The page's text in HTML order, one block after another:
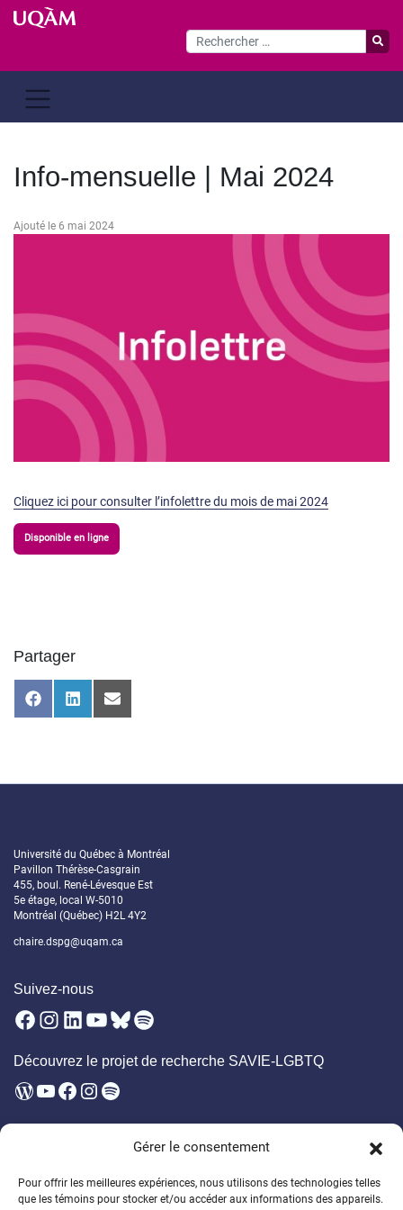
Gérer le consentement
Pour offrir les meilleures expériences, nous utilisons des technologies telles
que les témoins pour stocker et/ou accéder aux informations des appareils.
Passer
Info-mensuelle | Mai 2024
Ajouté le 6 mai 2024
Cliquez ici pour consulter l’infolettre du mois de mai 2024
Disponible en ligne
Partager
Share
on
Share
on
Share
on
Université du Québec à Montréal
Pavillon Thérèse-Casgrain
455, boul. René-Lévesque Est
5e étage, local W-5010
Montréal (Québec) H2L 4Y2
chaire.dspg@uqam.ca
Suivez-nous
Facebook
Instagram
LinkedIn
YouTube
Bluesky
Spotify
Découvrez le projet de recherche SAVIE-LGBTQ
WordPress
YouTube
Facebook
Instagram
Spotify